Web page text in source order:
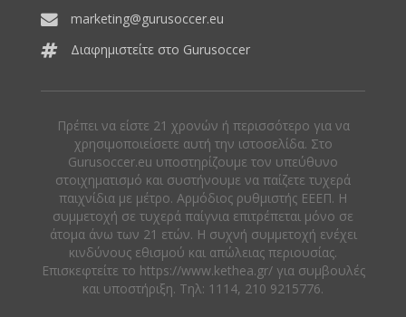
marketing@gurusoccer.eu
Διαφημιστείτε στο Gurusoccer
Πρέπει να είστε 21 χρονών ή περισσότερο για να
χρησιμοποιείσετε αυτή την ιστοσελίδα. Στο
Gurusoccer.eu υποστηρίζουμε τον υπεύθυνο
στοιχηματισμό και συστήνουμε να παίζετε τυχερά
παιχνίδια με μέτρο. Αρμόδιος ρυθμιστής ΕΕΕΠ. Η
συμμετοχή σε τυχερά παίγνια επιτρέπεται μόνο σε
άτομα άνω των 21 ετών. Η συχνή συμμετοχή ενέχει
κινδύνους εθισμού και απώλειας περιουσίας.
Eπισκεφτείτε το https://www.kethea.gr/ για συμβουλές
και υποστήριξη. Tηλ: 1114, 210 9215776.